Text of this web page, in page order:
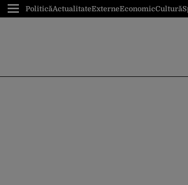
PoliticăActualitateExterneEconomicCultură